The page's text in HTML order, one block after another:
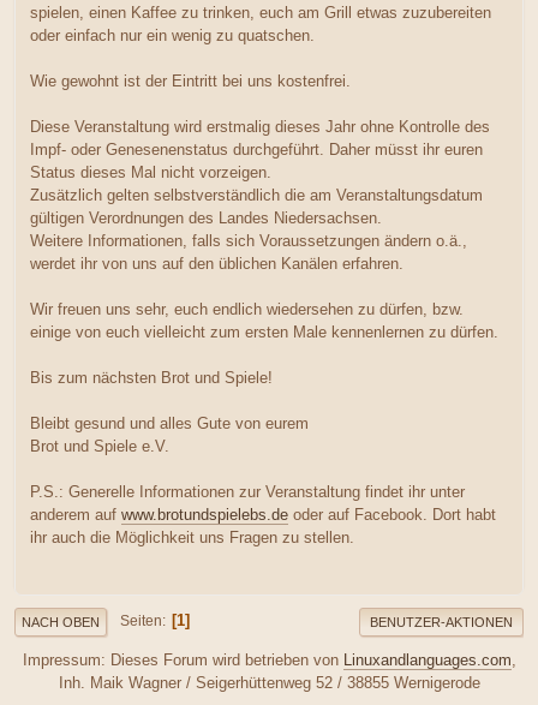
spielen, einen Kaffee zu trinken, euch am Grill etwas zuzubereiten
oder einfach nur ein wenig zu quatschen.
Wie gewohnt ist der Eintritt bei uns kostenfrei.
Diese Veranstaltung wird erstmalig dieses Jahr ohne Kontrolle des
Impf- oder Genesenenstatus durchgeführt. Daher müsst ihr euren
Status dieses Mal nicht vorzeigen.
Zusätzlich gelten selbstverständlich die am Veranstaltungsdatum
gültigen Verordnungen des Landes Niedersachsen.
Weitere Informationen, falls sich Voraussetzungen ändern o.ä.,
werdet ihr von uns auf den üblichen Kanälen erfahren.
Wir freuen uns sehr, euch endlich wiedersehen zu dürfen, bzw.
einige von euch vielleicht zum ersten Male kennenlernen zu dürfen.
Bis zum nächsten Brot und Spiele!
Bleibt gesund und alles Gute von eurem
Brot und Spiele e.V.
P.S.: Generelle Informationen zur Veranstaltung findet ihr unter
anderem auf www.brotundspielebs.de oder auf Facebook. Dort habt
ihr auch die Möglichkeit uns Fragen zu stellen.
NACH OBEN Seiten 1 BENUTZER-AKTIONEN
Impressum: Dieses Forum wird betrieben von Linuxandlanguages.com
Inh. Maik Wagner / Seigerhüttenweg 52 / 38855 Wernigerode